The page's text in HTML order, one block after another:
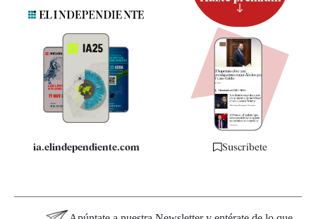
Quiénes somos
Especificaciones
ia.elindependiente.com Suscríbete